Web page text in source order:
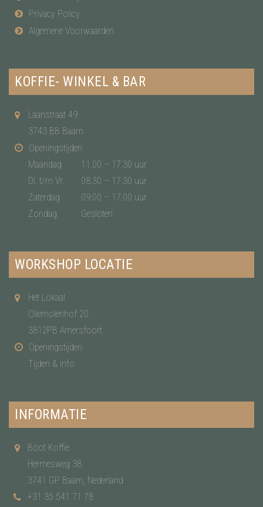
Privacy Policy
Algemene Voorwaarden
KOFFIE- WINKEL & BAR
Laanstraat 49
3743 BB Baarn
Openingstijden
Maandag
11.00 – 17.30 uur
Di. t/m Vr.
08.30 – 17.30 uur
Zaterdag
09.00 – 17.00 uur
Zondag
Gesloten
WORKSHOP LOCATIE
Het Lokaal
Oliemolenhof 20
3812PB Amersfoort
Openingstijden
Tijden & info
INFORMATIE
Boot Koffie
Hermesweg 38
3741 GP Baarn, Nederland
+31 35 541 71 78